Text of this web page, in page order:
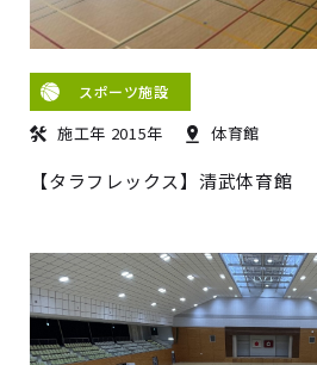
スポーツ施設
施工年 2015年 体育館
【タラフレックス】清武体育館